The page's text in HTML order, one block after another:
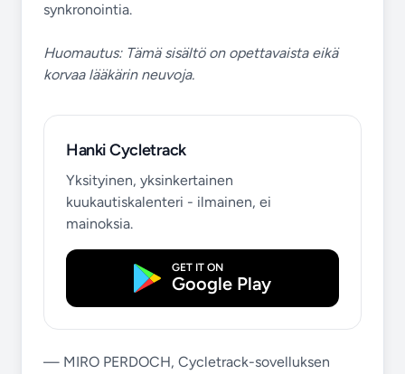
synkronointia.
Huomautus: Tämä sisältö on opettavaista eikä
korvaa lääkärin neuvoja.
Hanki Cycletrack
Yksityinen, yksinkertainen
kuukautiskalenteri - ilmainen, ei
mainoksia.
GET IT ON
Google Play
— MIRO PERDOCH, Cycletrack-sovelluksen